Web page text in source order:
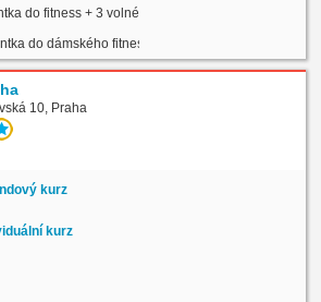
do fitness + 3 volné vstupy na skup. lekce
do dámského fitness
10, Praha
kurz
kurz